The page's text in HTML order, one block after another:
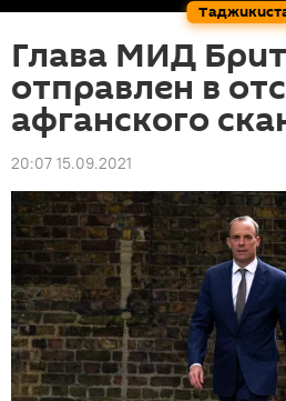
Глава МИД
отправлен в
афганского
20:07 15.09.2021